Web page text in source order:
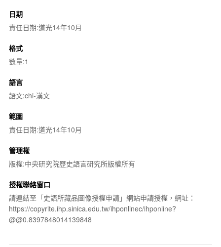
日期
責任日期:道光14年10月
格式
數量:1
語言
語文:chi-漢文
範圍
責任日期:道光14年10月
管理權
版權:中央研究院歷史語言研究所版權所有
授權聯絡窗口
請連結至「史語所藏品圖像授權申請」網站申請授權，網址：
https://copyrite.ihp.sinica.edu.tw/ihponlinec/ihponline?
@@0.8397848014139848